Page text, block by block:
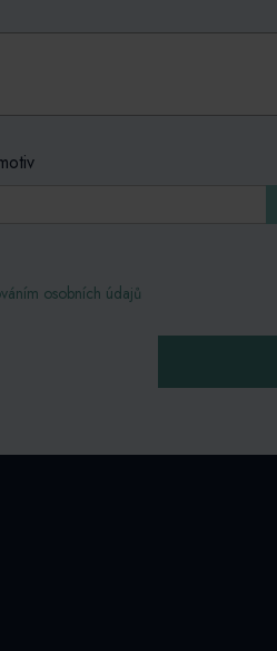
osobních údajů